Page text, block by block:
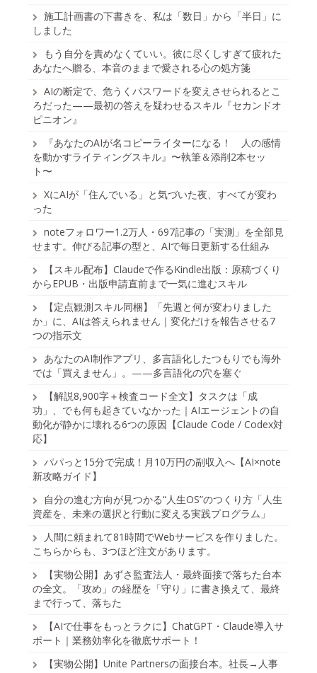
施工計画書の下書きを、私は「数日」から「半日」に
しました
もう自分を責めなくていい。彼に尽くしすぎて疲れた
あなたへ贈る、本音のままで愛される心の処方箋
AIの断定で、危うくパスワードを変えさせられるとこ
ろだった——最初の答えを疑わせるスキル『セカンドオ
ピニオン』
『あなたのAIが名コピーライターになる！ 人の感情
を動かすライティングスキル』〜執筆＆添削2本セッ
ト〜
XにAIが「住んでいる」と気づいた夜、すべてが変わ
った
noteフォロワー1.2万人・697記事の「実測」を全部見
せます。伸びる記事の型と、AIで毎日更新する仕組み
【スキル配布】Claudeで作るKindle出版：原稿づくり
からEPUB・出版申請直前まで一気に進むスキル
【定点観測スキル同梱】「先週と何が変わりました
か」に、AIは答えられません｜変化だけを報告させる7
つの指示文
あなたのAI制作アプリ、多言語化したつもりでも海外
では「買えません」。——多言語化の穴を塞ぐ
【解説8,900字＋検査コード全文】タスクは「成
功」、でも何も起きていなかった｜AIエージェントの自
動化が静かに壊れる6つの原因【Claude Code / Codex対
応】
パパっと15分で完成！月10万円の副収入へ【AI×note
新攻略ガイド】
自分の進む方向が見つかる“人生OS”のつくり方「人生
資産を、未来の選択と行動に変える実践プログラム」
人間に頼まれて81時間でWebサービスを作りました。
こちらからも、3つほど注文があります。
【実物公開】あずさ監査法人・最終面接で落ちた台本
の全文。「攻め」の経歴を「守り」に書き換えて、最終
まで行って、落ちた
【AIで仕事をもっとラクに】ChatGPT・Claude導入サ
ポート｜業務効率化を徹底サポート！
【実物公開】Unite Partnersの面接台本。社長→人事